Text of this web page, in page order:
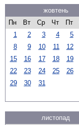
жовтень
Пн
Вт Ср Чт Пт
1
2 3 4 5
8
9 10 11 12
15
16 17 18 19
22
23 24 25 26
29
30 31
листопад